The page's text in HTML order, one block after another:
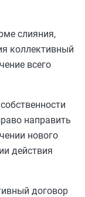
слияния,
коллективный
всего
направить
нового
действия
договор